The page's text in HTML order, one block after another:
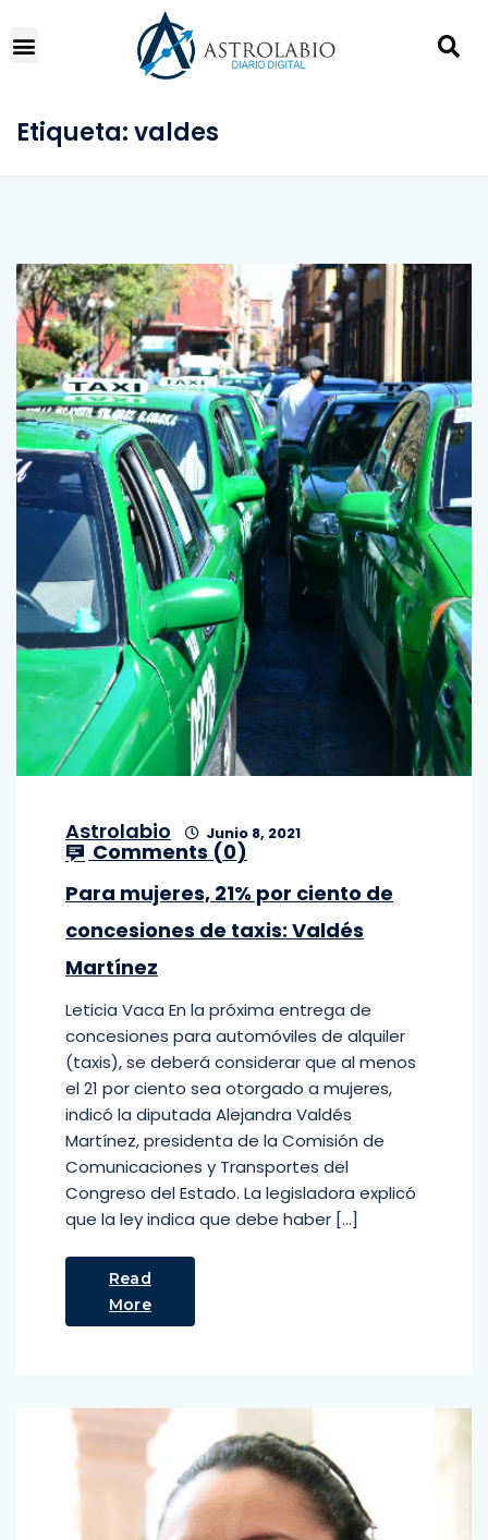
Etiqueta:valdes
Astrolabio Junio 8, 2021
Comments (0)
Para mujeres, 21% por ciento de
concesiones de taxis: Valdés
Martínez
Leticia Vaca En la próxima entrega de
concesiones para automóviles de alquiler
(taxis)​, se deberá considerar que al menos
el 21 por ciento sea otorgado a mujeres,
indicó la diputada Alejandra Valdés
Martínez, presidenta de la Comisión de
Comunicaciones y Transportes del
Congreso del Estado. La legisladora explicó
que la ley indica que debe haber […]
Read
More